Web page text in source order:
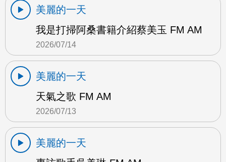
美麗的一天
我是打掃阿桑書籍介紹蔡美玉 FM AM
2026/07/14
美麗的一天
天氣之歌 FM AM
2026/07/13
美麗的一天